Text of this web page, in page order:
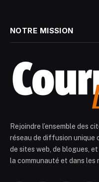
NOTRE MISSION
Rejoindre l’ensemble des
réseau de diffusion unique
de sites web, de blogues,
la communauté et dans les